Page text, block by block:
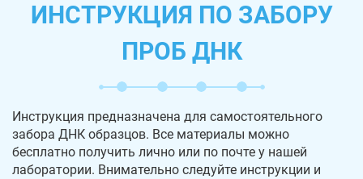
ИНСТРУКЦИЯ ПО ЗАБОРУ
ПРОБ ДНК
Инструкция предназначена для самостоятельного
забора ДНК образцов. Все материалы можно
бесплатно получить лично или по почте у нашей
лаборатории. Внимательно следуйте инструкции и